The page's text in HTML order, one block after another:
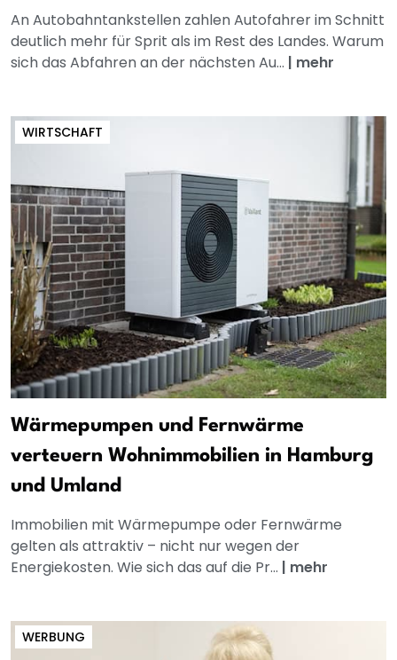
An Autobahntankstellen zahlen Autofahrer im Schnitt
deutlich mehr für Sprit als im Rest des Landes. Warum
sich das Abfahren an der nächsten Au... | mehr
WIRTSCHAFT
Wärmepumpen und Fernwärme
verteuern Wohnimmobilien in Hamburg
und Umland
Immobilien mit Wärmepumpe oder Fernwärme
gelten als attraktiv – nicht nur wegen der
Energiekosten. Wie sich das auf die Pr... | mehr
WERBUNG